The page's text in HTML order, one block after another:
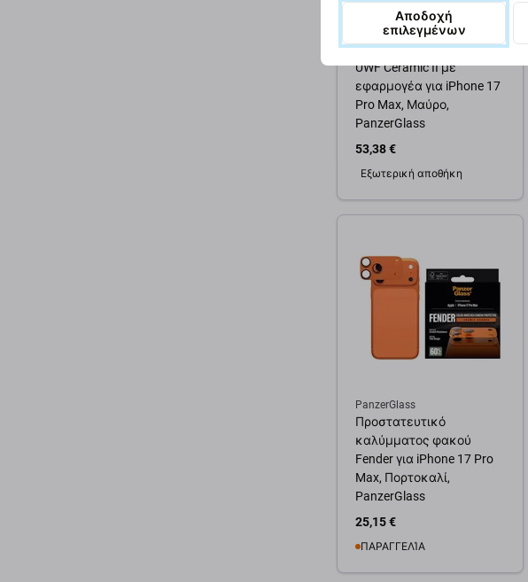
PanzerGlass
Προστατευτικό γυαλί
UWF Ceramic II με
εφαρμογέα για iPhone 17
Pro Max, Μαύρο,
PanzerGlass
53,38 €
Εξωτερική αποθήκη
PanzerGlass
Προστατευτικό
καλύμματος φακού
Fender για iPhone 17 Pro
Max, Πορτοκαλί,
PanzerGlass
25,15 €
ΠΑΡΑΓΓΕΛΊΑ
Αποδοχή
επιλεγμένων